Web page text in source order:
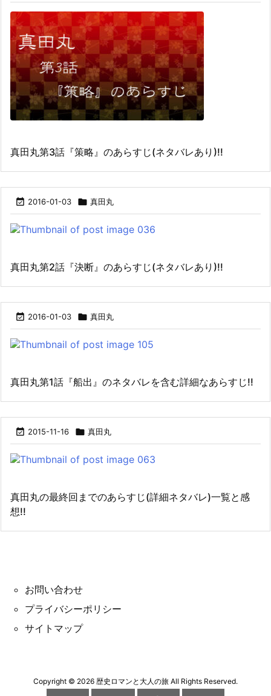
真田丸第3話『策略』のあらすじ(ネタバレあり)!!
 2016-01-03  真田丸
真田丸第2話『決断』のあらすじ(ネタバレあり)!!
 2016-01-03  真田丸
真田丸第1話『船出』のネタバレを含む詳細なあらすじ!!
 2015-11-16  真田丸
真田丸の最終回までのあらすじ(詳細ネタバレ)一覧と感
想!!
お問い合わせ
プライバシーポリシー
サイトマップ
Copyright © 2026 歴史ロマンと大人の旅 All Rights Reserved.